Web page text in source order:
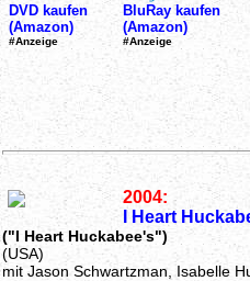
DVD kaufen
(Amazon)
#Anzeige
BluRay kaufen
(Amazon)
#Anzeige
2004:
I Heart
("I Heart Huckabee's")
(USA)
mit Jason Schwartzman, Isabelle